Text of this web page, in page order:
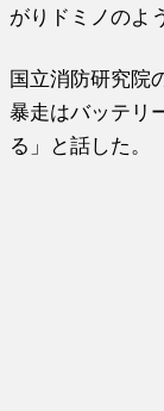
がりドミノのよ
国立消防研究院
暴走はバッテリ
る」と話した。